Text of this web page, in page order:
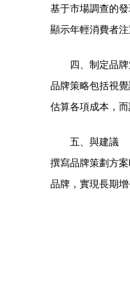
基于市場調查的
顯示年輕消費者
四、制定品
品牌策略包括視
估算各項成本，
五、與建議
撰寫品牌策劃方
品牌，實現長期增